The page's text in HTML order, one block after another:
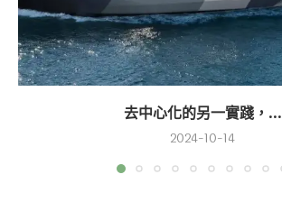
去中心化的另一實踐，...
2024-10-14